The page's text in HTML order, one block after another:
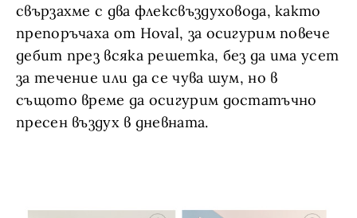
свързахме с два флексвъздуховода, както
препоръчаха от Hoval, за осигурим повече
дебит през всяка решетка, без да има усет
за течение или да се чува шум, но в
същото време да осигурим достатъчно
пресен въздух в дневната.